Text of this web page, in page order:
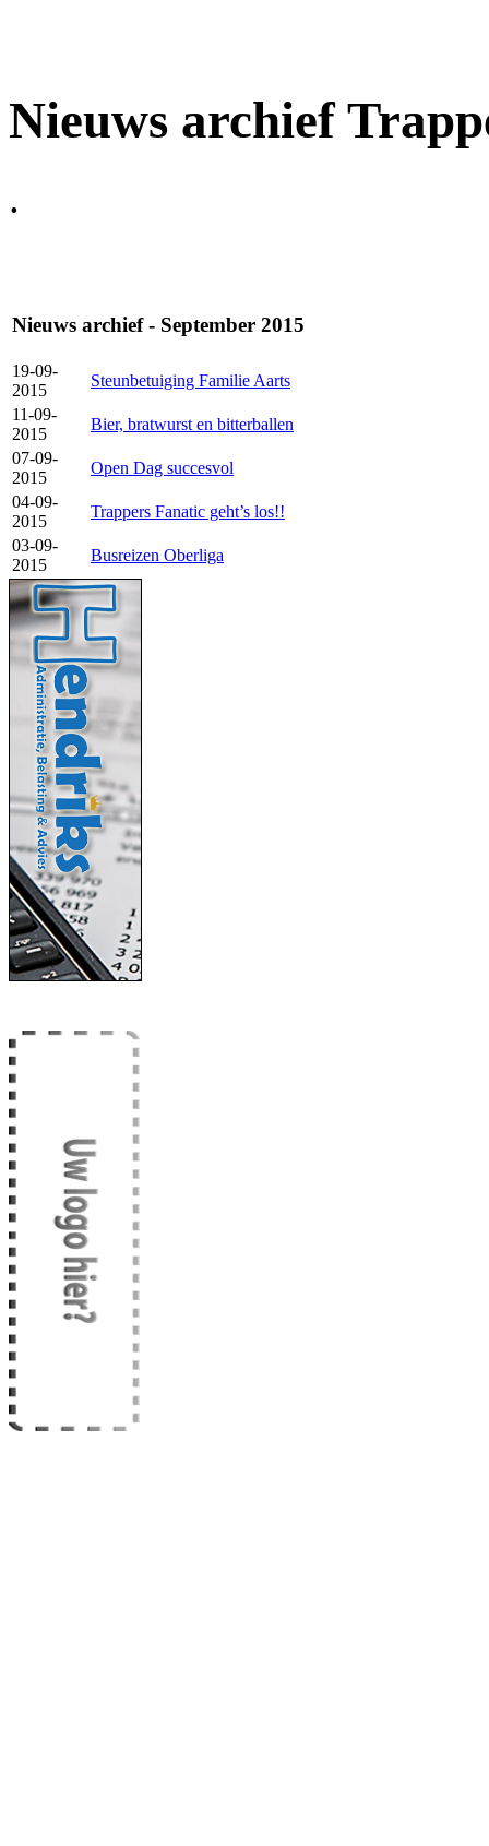
Nieuws archief
.
Nieuws archief - September 2015
19-09-
2015
Steunbetuiging Familie Aarts
11-09-
2015
Bier, bratwurst en bitterballen
07-09-
2015
Open Dag succesvol
04-09-
2015
Trappers Fanatic geht’s los!!
03-09-
2015
Busreizen Oberliga